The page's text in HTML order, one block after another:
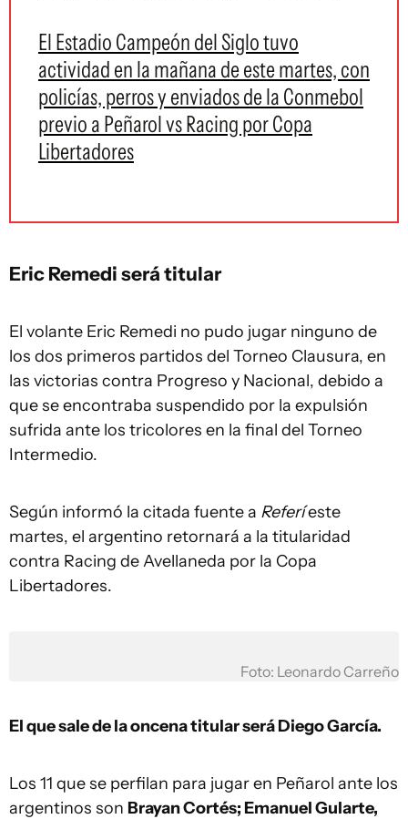
El Estadio Campeón del Siglo tuvo
actividad en la mañana de este martes, con
policías, perros y enviados de la Conmebol
previo a Peñarol vs Racing por Copa
Libertadores
Eric Remedi será titular
El volante Eric Remedi no pudo jugar ninguno de
los dos primeros partidos del Torneo Clausura, en
las victorias contra Progreso y Nacional, debido a
que se encontraba suspendido por la expulsión
sufrida ante los tricolores en la final del Torneo
Intermedio.
Según informó la citada fuente a Referíeste
martes, el argentino retornará a la titularidad
contra Racing de Avellaneda por la Copa
Libertadores.
Foto: Leonardo Carreño
El que sale de la oncena titular será Diego García.
Los 11 que se perfilan para jugar en Peñarol ante los
argentinos son Brayan Cortés; Emanuel Gularte,